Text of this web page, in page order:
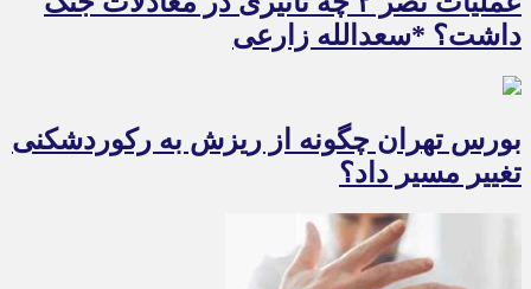
داشت؟ *سعدالله زارعی
بورس تهران چگونه از ریزش به رکوردشکنی
تغییر مسیر داد؟